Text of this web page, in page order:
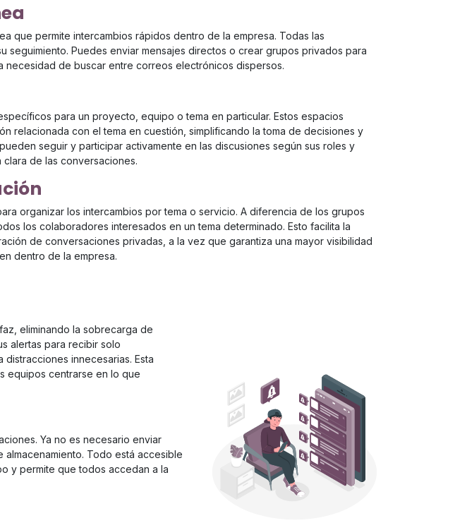
que permite intercambios rápidos dentro de la empresa. Todas las
seguimiento. Puedes enviar mensajes directos o crear grupos privados para
necesidad de buscar entre correos electrónicos dispersos.
para un proyecto, equipo o tema en particular. Estos espacios
relacionada con el tema en cuestión, simplificando la toma de decisiones y
seguir y participar activamente en las discusiones según sus roles y
de las conversaciones.
organizar los intercambios por tema o servicio. A diferencia de los grupos
los colaboradores interesados ​​en un tema determinado. Esto facilita la
de conversaciones privadas, a la vez que garantiza una mayor visibilidad
dentro de la empresa.
eliminando la sobrecarga de
alertas para recibir solo
innecesarias. Esta
equipos centrarse en lo que
Ya no es necesario enviar
Todo está accesible
y permite que todos accedan a la